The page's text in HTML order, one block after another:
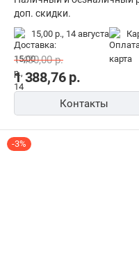
доп. скидки.
15,00 р., 14 августа
1 388,76р.
1 430,00р.
Контакты
-3%